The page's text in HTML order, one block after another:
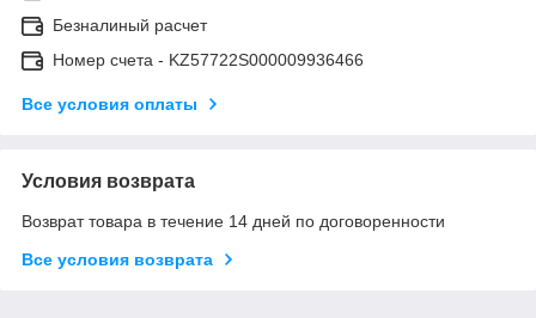
Безналиный расчет
Номер счета - KZ57722S000009936466
Все условия оплаты
Условия возврата
Возврат товара в течение 14 дней по договоренности
Все условия возврата